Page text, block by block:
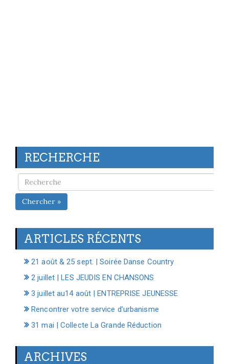
RECHERCHE
Chercher »
ARTICLES RÉCENTS
21 août & 25 sept. | Soirée Danse Country
2 juillet | LES JEUDIS EN CHANSONS
3 juillet au14 août | ENTREPRISE JEUNESSE
Rencontrer votre service d’urbanisme
31 mai | Collecte La Grande Réduction
ARCHIVES